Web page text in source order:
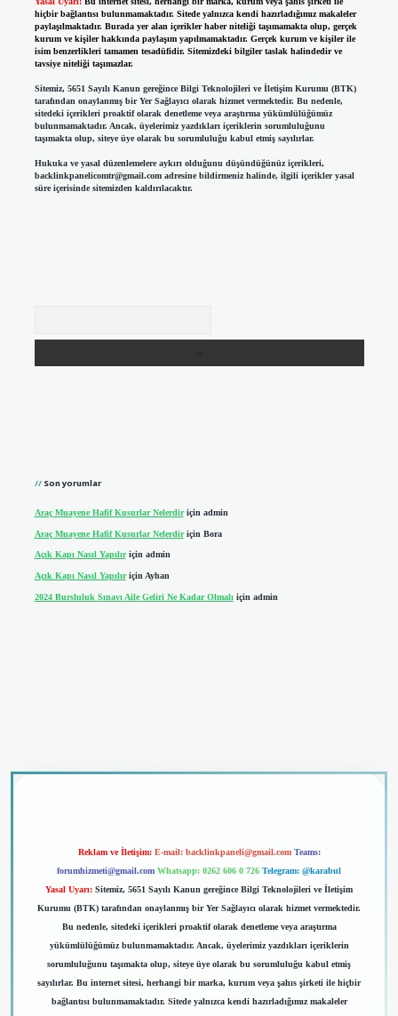
hiçbir bağlantısı bulunmamaktadır. Sitede yalnızca kendi hazırladığımız makaleler
paylaşılmaktadır. Burada yer alan içerikler haber niteliği taşımamakta olup, gerçek
kurum ve kişiler hakkında paylaşım yapılmamaktadır. Gerçek kurum ve kişiler ile
isim benzerlikleri tamamen tesadüfidir. Sitemizdeki bilgiler taslak halindedir ve
tavsiye niteliği taşımazlar.
Sitemiz, 5651 Sayılı Kanun gereğince Bilgi Teknolojileri ve İletişim Kurumu (BTK)
tarafından onaylanmış bir Yer Sağlayıcı olarak hizmet vermektedir. Bu nedenle,
sitedeki içerikleri proaktif olarak denetleme veya araştırma yükümlülüğümüz
bulunmamaktadır. Ancak, üyelerimiz yazdıkları içeriklerin sorumluluğunu
taşımakta olup, siteye üye olarak bu sorumluluğu kabul etmiş sayılırlar.
Hukuka ve yasal düzenlemelere aykırı olduğunu düşündüğünüz içerikleri,
backlinkpanelicomtr@gmail.comadresine bildirmeniz halinde, ilgili içerikler yasal
süre içerisinde sitemizden kaldırılacaktır.
Son yorumlar
Araç Muayene Hafif Kusurlar Nelerdiriçin admin
Araç Muayene Hafif Kusurlar Nelerdiriçin Bora
Açık Kapı Nasıl Yapılıriçin admin
Açık Kapı Nasıl Yapılıriçin Ayhan
2024 Bursluluk Sınavı Aile Geliri Ne Kadar Olmalıiçin admin
Reklam ve İletişim: E-mail: backlinkpaneli@gmail.com Teams:
forumhizmeti@gmail.com Whatsapp: 0262 606 0 726 Telegram: @karabul
Yasal Uyarı: Sitemiz, 5651 Sayılı Kanun gereğince Bilgi Teknolojileri ve İletişim
Kurumu (BTK) tarafından onaylanmış bir Yer Sağlayıcı olarak hizmet vermektedir.
Bu nedenle, sitedeki içerikleri proaktif olarak denetleme veya araştırma
yükümlülüğümüz bulunmamaktadır. Ancak, üyelerimiz yazdıkları içeriklerin
sorumluluğunu taşımakta olup, siteye üye olarak bu sorumluluğu kabul etmiş
sayılırlar. Bu internet sitesi, herhangi bir marka, kurum veya şahıs şirketi ile hiçbir
bağlantısı bulunmamaktadır. Sitede yalnızca kendi hazırladığımız makaleler